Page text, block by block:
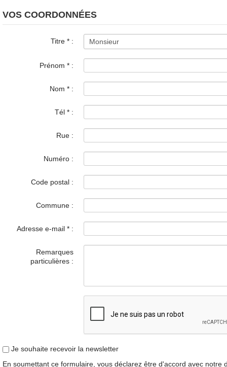
VOS COORDONNÉES
Titre * :
Prénom * :
Nom * :
Tél * :
Rue :
Numéro :
Code postal :
Commune :
Adresse e-mail * :
Remarques
particulières :
Je souhaite recevoir la newsletter
En soumettant ce formulaire, vous déclarez être d'accord avec notre